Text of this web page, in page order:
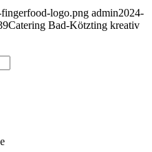
fingerfood-logo.png admin2024-
Catering Bad-Kötzting kreativ